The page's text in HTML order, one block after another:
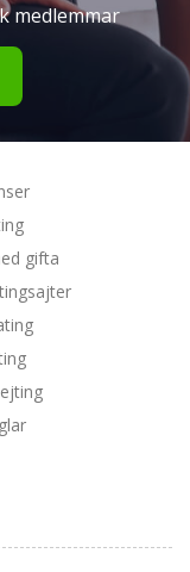
medlemmar
gifta